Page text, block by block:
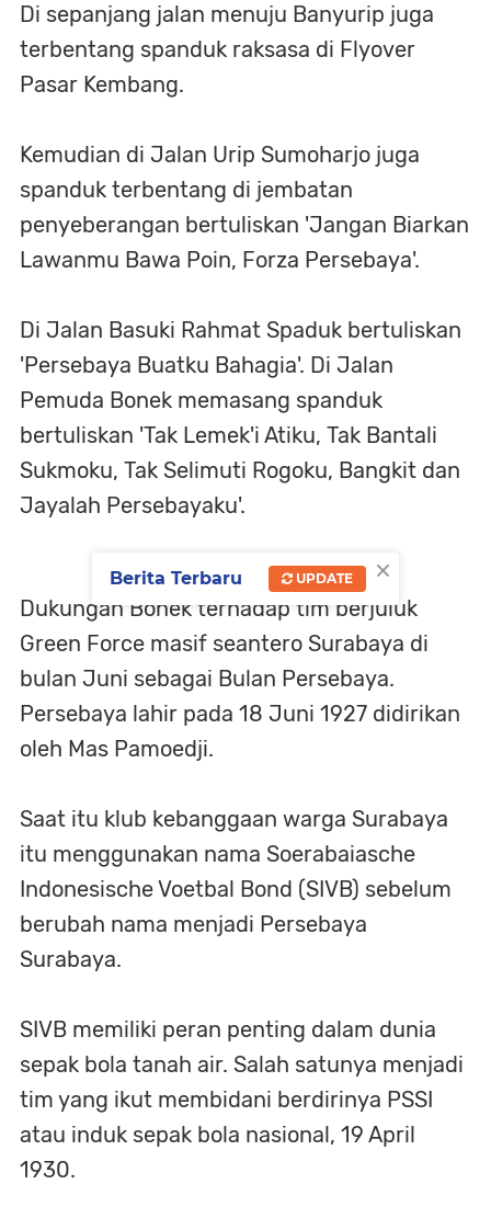
Di sepanjang jalan menuju Banyurip juga
terbentang spanduk raksasa di Flyover
Pasar Kembang.
Kemudian di Jalan Urip Sumoharjo juga
spanduk terbentang di jembatan
penyeberangan bertuliskan 'Jangan Biarkan
Lawanmu Bawa Poin, Forza Persebaya'.
Di Jalan Basuki Rahmat Spaduk bertuliskan
'Persebaya Buatku Bahagia'. Di Jalan
Pemuda Bonek memasang spanduk
bertuliskan 'Tak Lemek'i Atiku, Tak Bantali
Sukmoku, Tak Selimuti Rogoku, Bangkit dan
Jayalah Persebayaku'.
Dukungan Bonek terhadap tim berjuluk
Green Force masif seantero Surabaya di
bulan Juni sebagai Bulan Persebaya.
Persebaya lahir pada 18 Juni 1927 didirikan
oleh Mas Pamoedji.
Saat itu klub kebanggaan warga Surabaya
itu menggunakan nama Soerabaiasche
Indonesische Voetbal Bond (SIVB) sebelum
berubah nama menjadi Persebaya
Surabaya.
SIVB memiliki peran penting dalam dunia
sepak bola tanah air. Salah satunya menjadi
tim yang ikut membidani berdirinya PSSI
atau induk sepak bola nasional, 19 April
1930.
×
Berita Terbaru UPDATE